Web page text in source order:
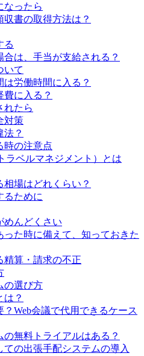
なったら
収書の取得方法は？
る
は、手当が支給される？
いて
は労働時間に入る？
費に入る？
れたら
対策
法？
時の注意点
ラベルマネジメント）とは
相場はどれくらい？
るために
めんどくさい
った時に備えて、知っておきた
精算・請求の不正
の選び方
は？
Web会議で代用できるケース
の無料トライアルはある？
ての出張手配システムの導入